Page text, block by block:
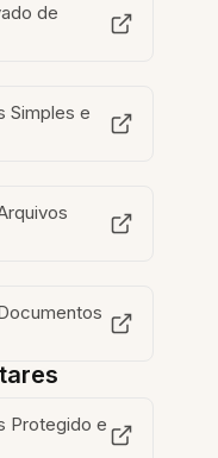
de
Simples e
Protegido e